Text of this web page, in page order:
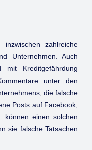
zahlreiche
Unternehmen. Auch
Kreditgefährdung
unter den
die falsche
Posts auf Facebook,
können einen solchen
sie falsche Tatsachen